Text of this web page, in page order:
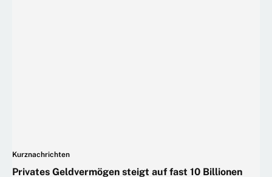
Kurznachrichten
Privates Geldvermögen steigt auf fast 10 Billionen